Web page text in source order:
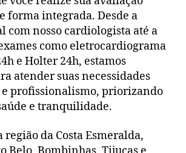
forma integrada. Desde a
com nosso cardiologista até a
como eletrocardiograma
e Holter 24h, estamos
atender suas necessidades
profissionalismo, priorizando
e tranquilidade.
região da Costa Esmeralda,